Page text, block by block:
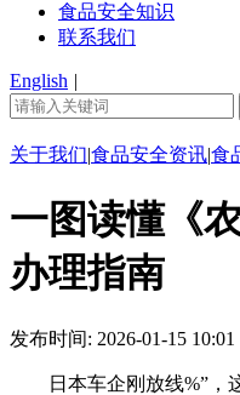
食品安全知识
联系我们
English |
关于我们|食品安全资讯|食
一图读懂《
办理指南
发布时间: 2026-01-15
日本车企刚放线%”，